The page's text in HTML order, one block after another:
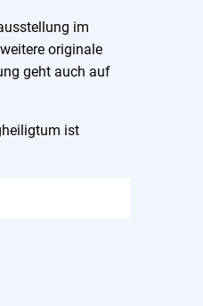
im
originale
geht auch auf
ist